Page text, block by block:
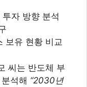
자 방향 분석
보유 현황 비교
씨는 반도체 부
석해 “2030년